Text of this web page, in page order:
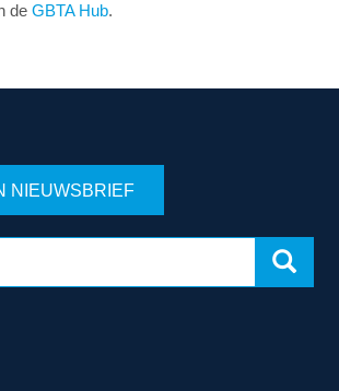
de GBTA Hub.
NIEUWSBRIEF